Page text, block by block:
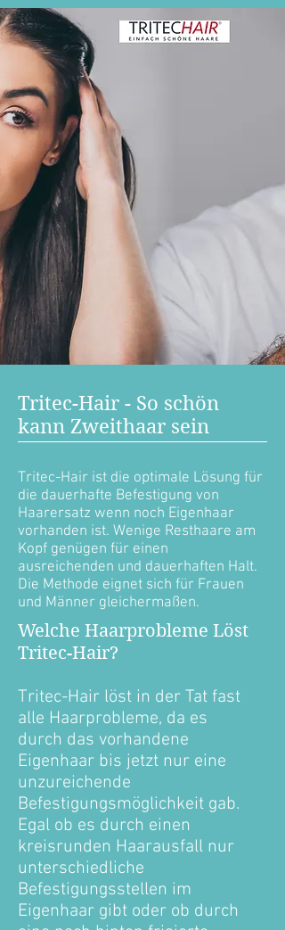
Tritec-Hair - So schön
kann Zweithaar sein
Tritec-Hair ist die optimale Lösung für
die dauerhafte Befestigung von
Haarersatz wenn noch Eigenhaar
vorhanden ist. Wenige Resthaare am
Kopf genügen für einen
ausreichenden und dauerhaften Halt.
Die Methode eignet sich für Frauen
und Männer gleichermaßen.
Welche Haarprobleme Löst
Tritec-Hair?
Tritec-Hair löst in der Tat fast
alle Haarprobleme, da es
durch das vorhandene
Eigenhaar bis jetzt nur eine
unzureichende
Befestigungsmöglichkeit gab.
Egal ob es durch einen
kreisrunden Haarausfall nur
unterschiedliche
Befestigungsstellen im
Eigenhaar gibt oder ob durch